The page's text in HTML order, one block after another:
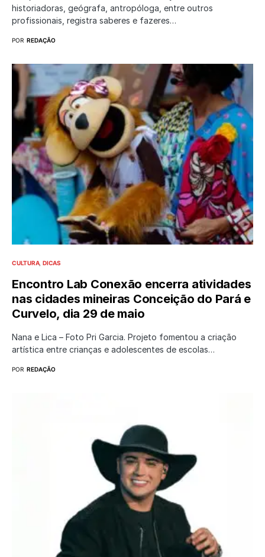
historiadoras, geógrafa, antropóloga, entre outros
profissionais, registra saberes e fazeres…
POR REDAÇÃO
CULTURA DICAS
Encontro Lab Conexão encerra atividades
nas cidades mineiras Conceição do Pará e
Curvelo, dia 29 de maio
Nana e Lica – Foto Pri Garcia. Projeto fomentou a criação
artística entre crianças e adolescentes de escolas…
POR REDAÇÃO